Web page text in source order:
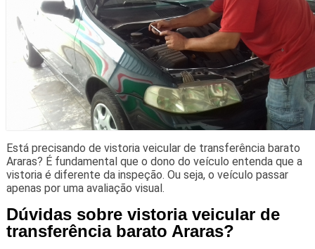
Está precisando de vistoria veicular de transferência barato
Araras? É fundamental que o dono do veículo entenda que a
vistoria é diferente da inspeção. Ou seja, o veículo passar
apenas por uma avaliação visual.
Dúvidas sobre vistoria veicular de
transferência barato Araras?